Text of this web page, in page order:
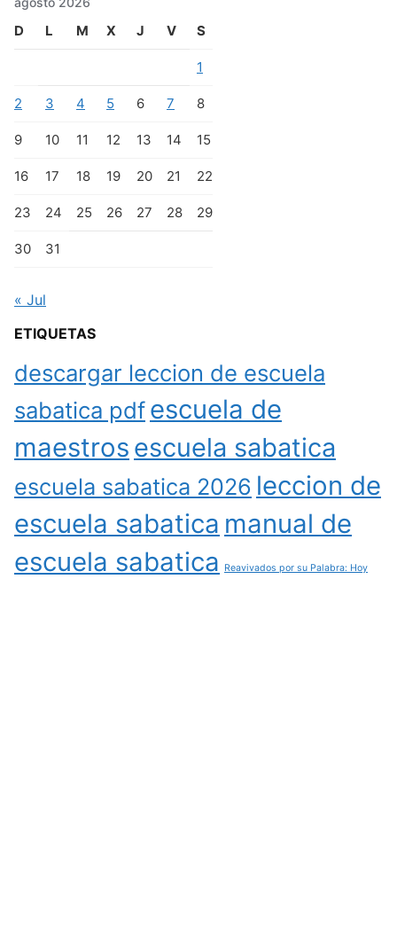
D L M X J V S
1
2 3 4 5 6 7 8
9 10 11 12 13 14 15
16 17 18 19 20 21 22
23 24 25 26 27 28 29
30 31
« Jul
ETIQUETAS
descargar leccion de escuela
sabatica pdfescuela de
maestros escuela sabatica
escuela sabatica 2026 leccion de
escuela sabatica manual de
escuela sabatica
Reavivados por su Palabra: Hoy